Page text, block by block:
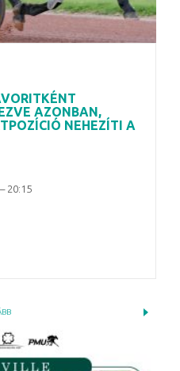
AZONBAN,
NEHEZÍTI A
20:15